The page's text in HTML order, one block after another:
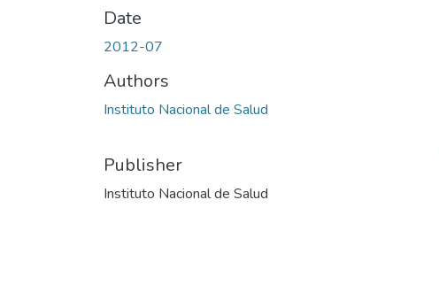
Date
2012-07
Authors
Instituto Nacional de Salud
Publisher
Instituto Nacional de Salud